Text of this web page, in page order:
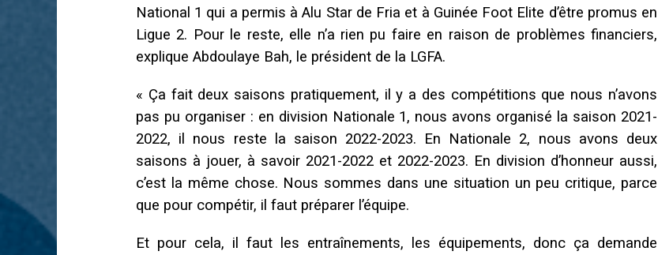
National 1 qui a permis à Alu Star de Fria et à Guinée Foot Elite d’être promus en
Ligue 2. Pour le reste, elle n’a rien pu faire en raison de problèmes financiers,
explique Abdoulaye Bah, le président de la LGFA.
« Ça fait deux saisons pratiquement, il y a des compétitions que nous n’avons
pas pu organiser : en division Nationale 1, nous avons organisé la saison 2021-
2022, il nous reste la saison 2022-2023. En Nationale 2, nous avons deux
saisons à jouer, à savoir 2021-2022 et 2022-2023. En division d’honneur aussi,
c’est la même chose. Nous sommes dans une situation un peu critique, parce
que pour compétir, il faut préparer l’équipe.
Et pour cela, il faut les entraînements, les équipements, donc ça demande